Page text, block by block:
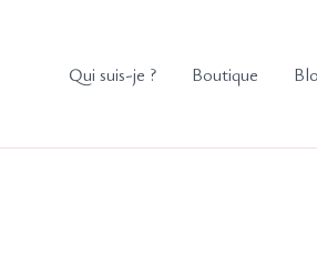
Qui suis-je ? Boutique